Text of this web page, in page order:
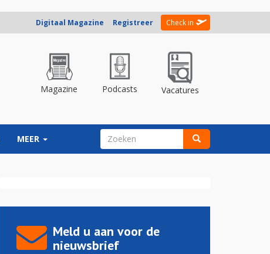
Digitaal Magazine Registreer Check in
Magazine Podcasts Vacatures
MEER ZOEKVELD
Meld u aan voor de
nieuwsbrief